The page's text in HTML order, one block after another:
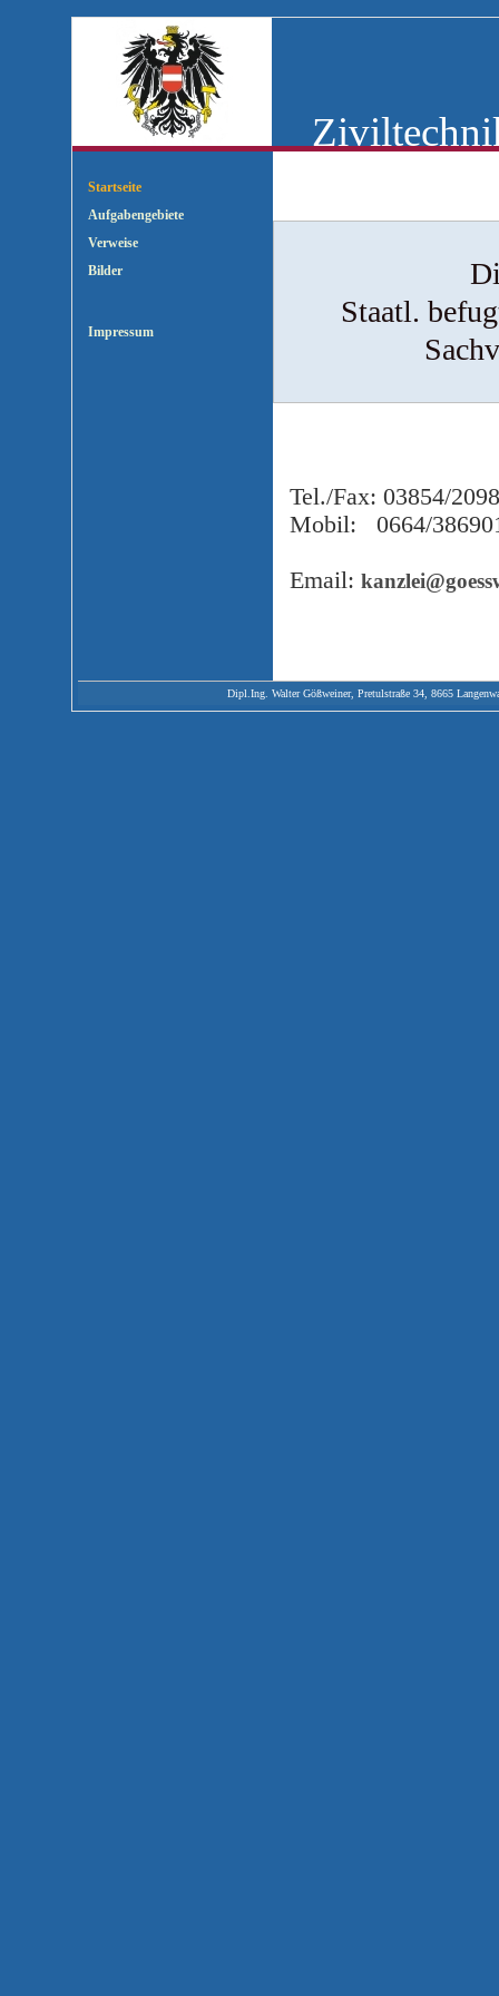
Startseite
Aufgabengebiete
Verweise
Bilder
Impressum
Staatl.
Tel./Fax: 03854/
Mobil: 0664/
Email:
Dipl.Ing. Walter Gößweiner, Pretulstraße 34, 8665 Langenwang,